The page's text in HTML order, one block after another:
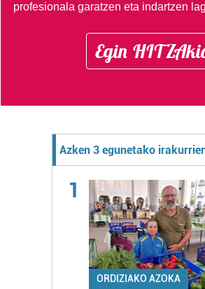
profesionala garatzen eta indartzen
Egin
Azken 3 egunetako
1
ORDIZIAKO AZOKA